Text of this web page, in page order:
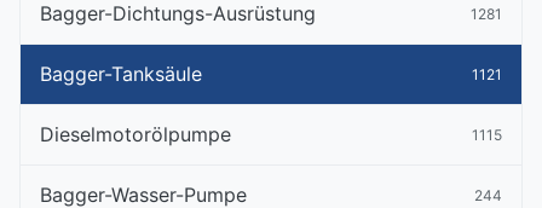
Bagger-Dichtungs-Ausrüstung 1281
Bagger-Tanksäule 1121
Dieselmotorölpumpe 1115
Bagger-Wasser-Pumpe 244